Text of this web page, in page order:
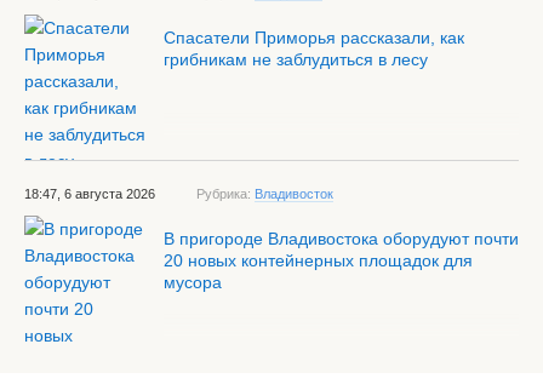
Спасатели Приморья рассказали, как
грибникам не заблудиться в лесу
18:47, 6 августа 2026 Рубрика: Владивосток
В пригороде Владивостока оборудуют почти
20 новых контейнерных площадок для
мусора